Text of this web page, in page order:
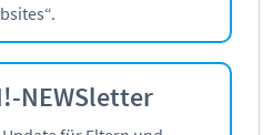
NEWSletter